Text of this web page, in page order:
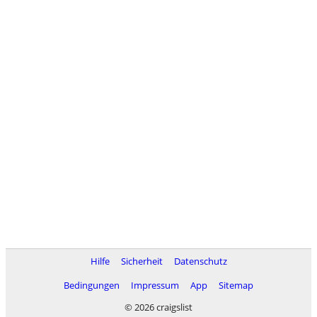
Hilfe Sicherheit
Datenschutz
Bedingungen
Impressum App
Sitemap
© 2026 craigslist